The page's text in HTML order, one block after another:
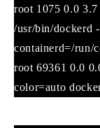
root 1075 0.0
/usr/bin/dockerd
containerd=/run/
root 69361 0.0
color=auto